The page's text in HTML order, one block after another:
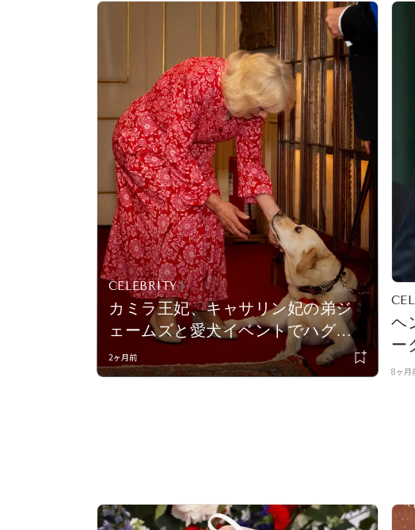
CELEBRITY
カミラ王妃、キャサリン妃の弟ジ
ェームズと愛犬イベントでハグ！
別日には、クルーニー夫妻と同席
でコスメの共通点も判明
2ヶ月前
ヘ
ー
を
8ヶ月